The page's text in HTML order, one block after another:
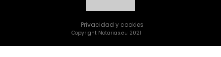
Privacidad y cookies
Copyright Notarias.eu 2021